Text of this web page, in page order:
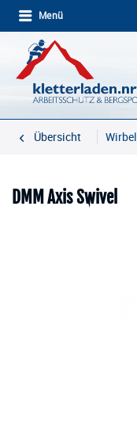
Menü
Übersicht Wirbel
DMM Axis Swivel